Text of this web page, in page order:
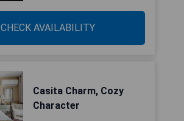
CHECK AVAILABILITY
Casita Charm, Cozy
Character